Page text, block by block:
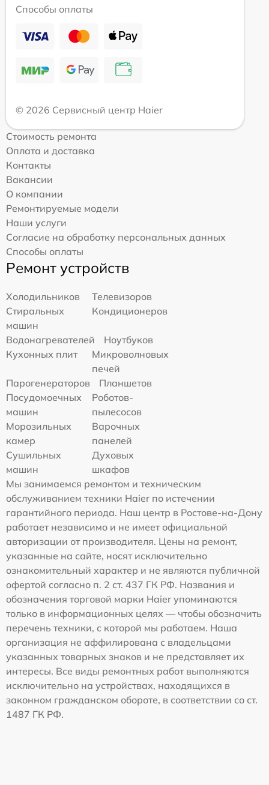
Способы оплаты
© 2026 Сервисный центр Haier
Стоимость ремонта
Оплата и доставка
Контакты
Вакансии
О компании
Ремонтируемые модели
Наши услуги
Согласие на обработку персональных данных
Способы оплаты
Ремонт устройств
Холодильников
Телевизоров
Стиральных
машин
Кондиционеров
Водонагревателей
Ноутбуков
Кухонных плит
Микроволновых
печей
Парогенераторов
Планшетов
Посудомоечных
машин
Роботов-
пылесосов
Морозильных
камер
Варочных
панелей
Сушильных
машин
Духовых
шкафов
Мы занимаемся ремонтом и техническим
обслуживанием техники Haier по истечении
гарантийного периода. Наш центр в Ростове-на-Дону
работает независимо и не имеет официальной
авторизации от производителя. Цены на ремонт,
указанные на сайте, носят исключительно
ознакомительный характер и не являются публичной
офертой согласно п. 2 ст. 437 ГК РФ. Названия и
обозначения торговой марки Haier упоминаются
только в информационных целях — чтобы обозначить
перечень техники, с которой мы работаем. Наша
организация не аффилирована с владельцами
указанных товарных знаков и не представляет их
интересы. Все виды ремонтных работ выполняются
исключительно на устройствах, находящихся в
законном гражданском обороте, в соответствии со ст.
1487 ГК РФ.